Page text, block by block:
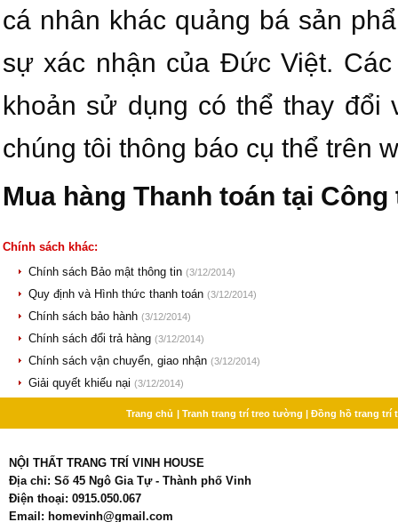
cá nhân khác quảng bá sản
sự xác nhận của Đức Việt.
khoản sử dụng có thể thay
chúng tôi thông báo cụ thể trên
Mua hàng Thanh toán tại Công
Chính sách khác:
Chính sách Bảo mật thông tin (3/12/2014)
Quy định và Hình thức thanh toán (3/12/2014)
Chính sách bảo hành (3/12/2014)
Chính sách đổi trả hàng (3/12/2014)
Chính sách vận chuyển, giao nhận (3/12/2014)
Giải quyết khiếu nại (3/12/2014)
Trang chủ | Tranh trang trí treo tường | Đồng hồ trang trí
NỘI THẤT TRANG TRÍ VINH HOUSE
Địa chỉ: Số 45 Ngô Gia Tự - Thành phố Vinh
Điện thoại: 0915.050.067
Email: homevinh@gmail.com